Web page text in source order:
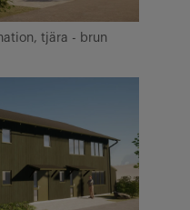
tjära - brun